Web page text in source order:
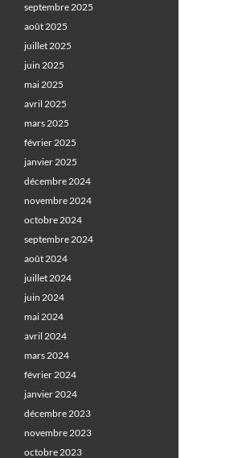
septembre 2025
août 2025
juillet 2025
juin 2025
mai 2025
avril 2025
mars 2025
février 2025
janvier 2025
décembre 2024
novembre 2024
octobre 2024
septembre 2024
août 2024
juillet 2024
juin 2024
mai 2024
avril 2024
mars 2024
février 2024
janvier 2024
décembre 2023
novembre 2023
octobre 2023